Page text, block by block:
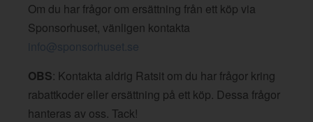
Om du har frågor om ersättning från ett köp via
Sponsorhuset, vänligen kontakta
info@sponsorhuset.se
OBS: Kontakta aldrig Ratsit om du har frågor kring
rabattkoder eller ersättning på ett köp. Dessa frågor
hanteras av oss. Tack!